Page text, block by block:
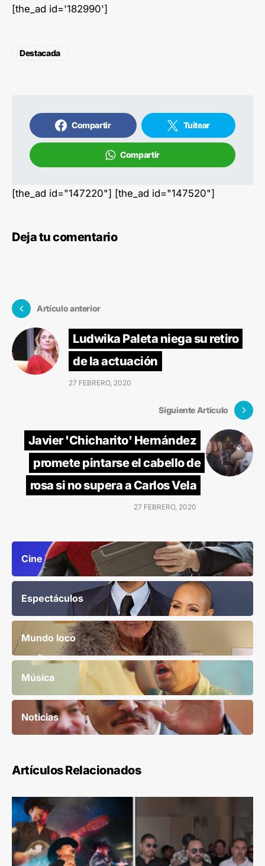
[the_ad id='182990']
Destacada
Compartir Tuitear
Compartir
[the_ad id="147220"] [the_ad id="147520"]
Deja tu comentario
Artículo anterior
Ludwika Paleta niega su retiro
de la actuación
27 FEBRERO, 2020
Siguiente Artículo
Javier 'Chicharito' Hernández
promete pintarse el cabello de
rosa si no supera a Carlos Vela
27 FEBRERO, 2020
Cine
Espectáculos
Mundo loco
Música
Noticias
Artículos Relacionados